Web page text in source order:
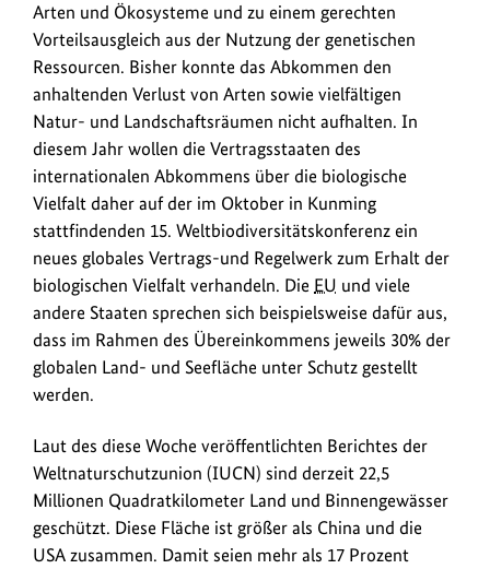
Arten und Ökosysteme und zu einem gerechten
Vorteilsausgleich aus der Nutzung der genetischen
Ressourcen. Bisher konnte das Abkommen den
anhaltenden Verlust von Arten sowie vielfältigen
Natur- und Landschaftsräumen nicht aufhalten. In
diesem Jahr wollen die Vertragsstaaten des
internationalen Abkommens über die biologische
Vielfalt daher auf der im Oktober in Kunming
stattfindenden 15. Weltbiodiversitätskonferenz ein
neues globales Vertrags-und Regelwerk zum Erhalt der
biologischen Vielfalt verhandeln. Die EU und viele
andere Staaten sprechen sich beispielsweise dafür aus,
dass im Rahmen des Übereinkommens jeweils 30% der
globalen Land- und Seefläche unter Schutz gestellt
werden.
Laut des diese Woche veröffentlichten Berichtes der
Weltnaturschutzunion (IUCN) sind derzeit 22,5
Millionen Quadratkilometer Land und Binnengewässer
geschützt. Diese Fläche ist größer als China und die
USA zusammen. Damit seien mehr als 17 Prozent